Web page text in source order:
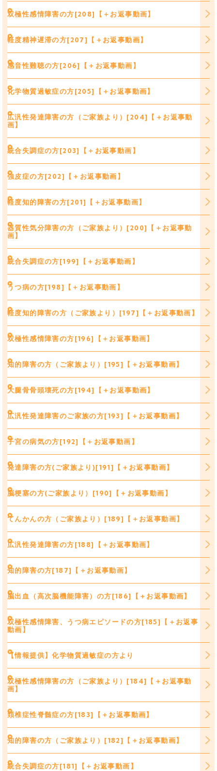
双極性感情障害の方[208]【＋お返事動画】
軽度精神遅滞の方[207]【＋お返事動画】
感音性難聴の方[206]【＋お返事動画】
化学物質過敏症の方[205]【＋お返事動画】
広汎性発達障害の方（ご家族より）[204]【＋お返事動
画】
統合失調症の方[203]【＋お返事動画】
強皮症の方[202]【＋お返事動画】
軽度知的障害の方[201]【＋お返事動画】
器質性気分障害の方（ご家族より）[200]【＋お返事動
画】
統合失調症の方[199]【＋お返事動画】
うつ病の方[198]【＋お返事動画】
軽度知的障害の方（ご家族より）[197]【＋お返事動画】
双極性感情障害の方[196]【＋お返事動画】
知的障害の方（ご家族より）[195]【＋お返事動画】
大腿骨骨頭壊死の方[194]【＋お返事動画】
広汎性発達障害のご家族の方[193]【＋お返事動画】
子宮の病気の方[192]【＋お返事動画】
発達障害の方(ご家族より)[191]【＋お返事動画】
脳梗塞の方(ご家族より）[190]【＋お返事動画】
てんかんの方（ご家族より）[189]【＋お返事動画】
広汎性発達障害の方[188]【＋お返事動画】
知的障害の方[187]【＋お返事動画】
脳出血（高次脳機能障害）の方[186]【＋お返事動画】
双極性感情障害、うつ病エピソードの方[185]【＋お返事
動画】
【情報提供】化学物質過敏症の方より
双極性感情障害の方（ご家族より）[184]【＋お返事動
画】
頚椎症性脊髄症の方[183]【＋お返事動画】
知的障害の方（ご家族より）[182]【＋お返事動画】
統合失調症の方[181]【＋お返事動画】